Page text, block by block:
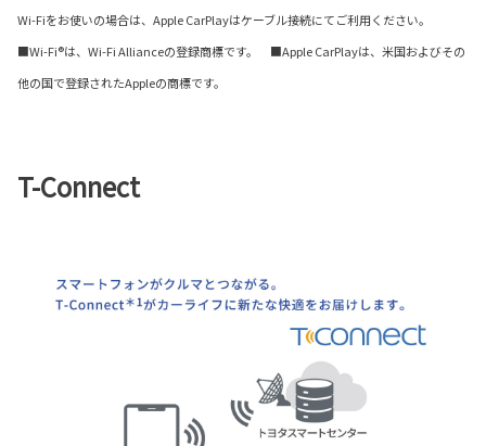
Wi-Fiをお使いの場合は、Apple CarPlayはケーブル接続にてご利用ください。
■Wi-Fi®は、Wi-Fi Allianceの登録商標です。 ■Apple CarPlayは、米国およびその
他の国で登録されたAppleの商標です。
T-Connect